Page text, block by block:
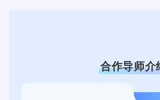
合作导师介